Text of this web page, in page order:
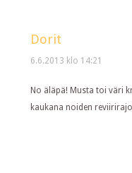
Dorit
6.6.2013 klo 14:21
No äläpä! Musta toi väri
kaukana noiden